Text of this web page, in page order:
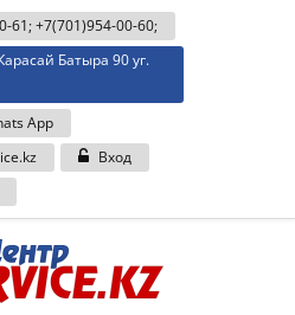
61;+7(701)954-00-60;
Батыра 90 уг.
App
Вход